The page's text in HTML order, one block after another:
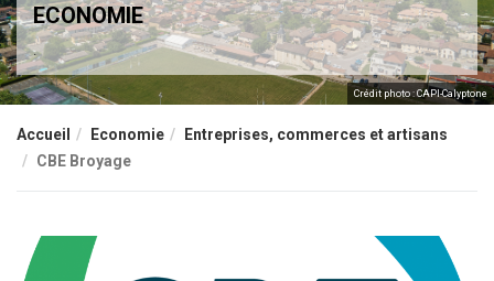
ECONOMIE
.
Crédit photo : CAPI-Calyptone
Accueil Economie
Entreprises, commerces et artisans
CBE Broyage